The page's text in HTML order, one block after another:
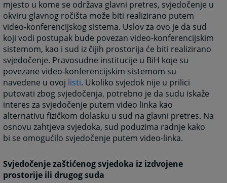
mjesto u kome se održava glavni pretres, svjedočenje u
okviru glavnog ročišta može biti realizirano putem
video-konferencijskog sistema. Uslov za ovo je da sud
koji vodi postupak bude povezan video-konferencijskim
sistemom, kao i sud iz čijih prostorija će biti realizirano
svjedočenje. Pravosudne institucije u BiH koje su
povezane video-konferencijskim sistemom su
navedene u ovoj listi. Ukoliko svjedok nije u prilici
putovati zbog svjedočenja, potrebno je da sudu iskaže
interes za svjedočenje putem video linka kao
alternativu fizičkom dolasku u sud na glavni pretres. Na
osnovu zahtjeva svjedoka, sud poduzima radnje kako
bi se omogućilo svjedočenje putem video-linka.
Svjedočenje zaštićenog svjedoka iz izdvojene
prostorije ili drugog suda